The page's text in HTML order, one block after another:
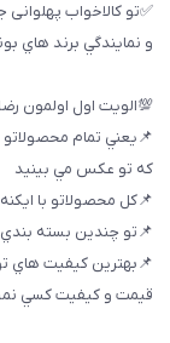
✅تو كالاخواب پهلوانى
و نمايندگي برند هاي
💯الويت اول اولمون
📌يعني تمام
كه تو عكس مي بينيد
📌كل محصولاتو با
📌تو چندين بسته بندي
📌بهترين كيفيت هاي
قيمت و كيفيت كسي